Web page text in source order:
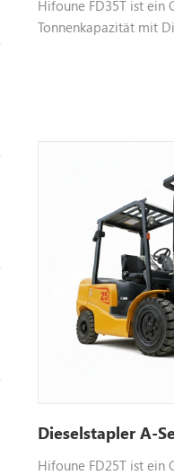
Hifoune FD35T ist ein
Tonnenkapazität mit
Dieselstapler A-
Hifoune FD25T ist ein